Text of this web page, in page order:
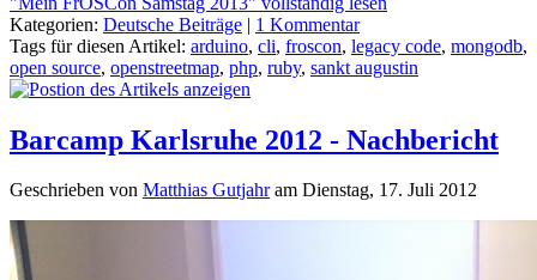
Kategorien: Deutsche Beiträge | 1 Kommentar
Tags für diesen Artikel: arduino, cli, froscon, legacy code, mongodb,
open source, openstreetmap, php, ruby, sankt augustin
Barcamp Karlsruhe 2012 - Nachbericht
Geschrieben von Matthias Gutjahram Dienstag, 17. Juli 2012